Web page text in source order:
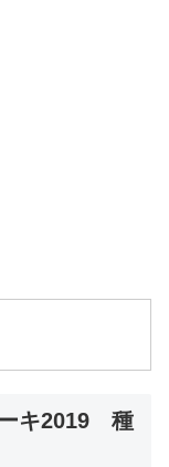
ーキ2019 種